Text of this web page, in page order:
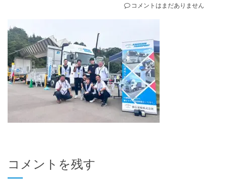
コメントはまだありません
コメントを残す